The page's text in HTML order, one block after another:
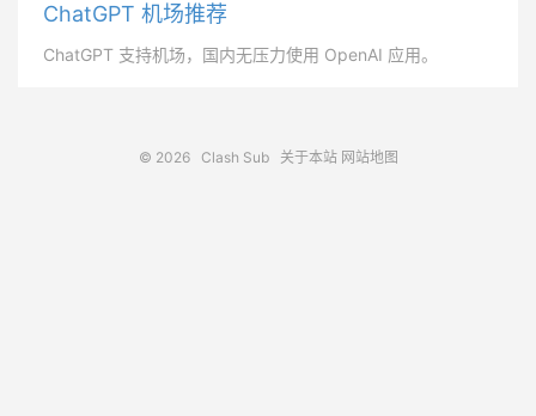
ChatGPT 机场推荐
ChatGPT 支持机场，国内无压力使用 OpenAI 应用。
© 2026 Clash Sub 关于本站 网站地图